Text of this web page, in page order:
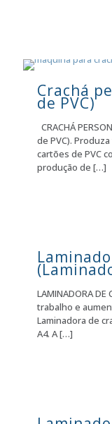
Crachá
de PVC)
CRACHÁ
de PVC).
cartões de PVC
produção de […]
LAMINADORA
trabalho e
Laminadora de
A4. A[…]